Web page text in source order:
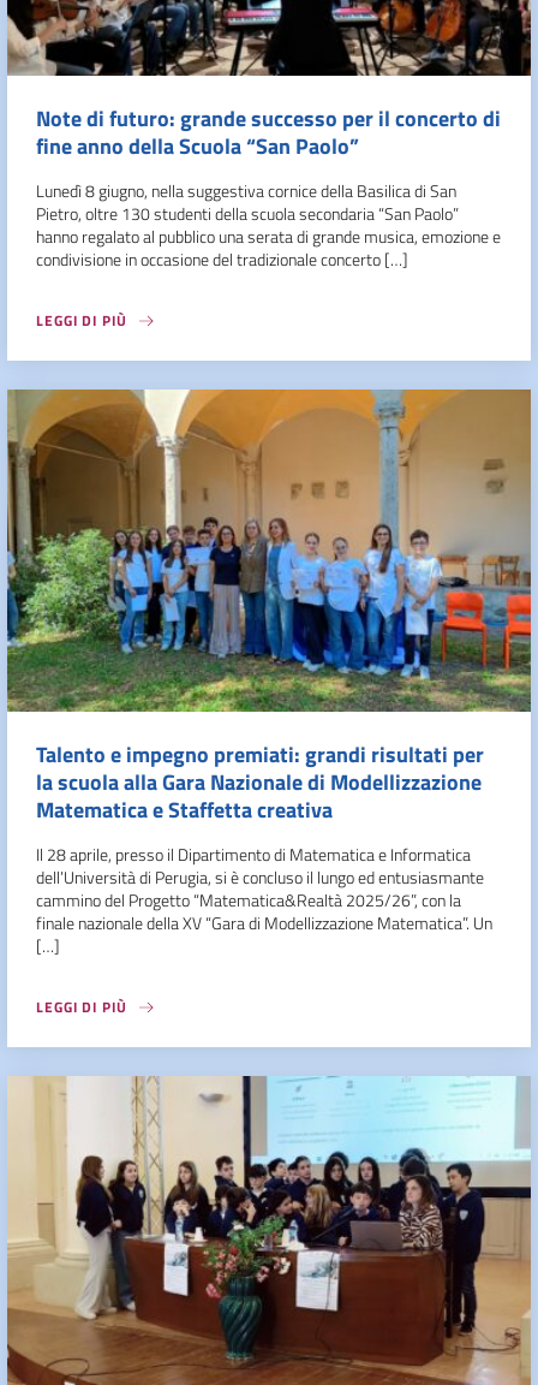
Note di futuro: grande successo per il concerto di
fine anno della Scuola “San Paolo”
Lunedì 8 giugno, nella suggestiva cornice della Basilica di San
Pietro, oltre 130 studenti della scuola secondaria “San Paolo”
hanno regalato al pubblico una serata di grande musica, emozione e
condivisione in occasione del tradizionale concerto […]
LEGGI DI PIÙ
Talento e impegno premiati: grandi risultati per
la scuola alla Gara Nazionale di Modellizzazione
Matematica e Staffetta creativa
Il 28 aprile, presso il Dipartimento di Matematica e Informatica
dell’Università di Perugia, si è concluso il lungo ed entusiasmante
cammino del Progetto “Matematica&Realtà 2025/26”, con la
finale nazionale della XV “Gara di Modellizzazione Matematica”. Un
[…]
LEGGI DI PIÙ